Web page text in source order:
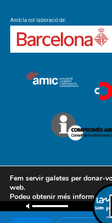
Amb la col·laboració de:
Contacte Avís legal Política
Fem servir galetes per donar-
web.
Podeu obtenir més
o desactivar-les a la